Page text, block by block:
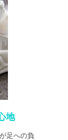
地
足への負